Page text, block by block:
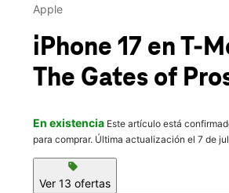
Jue.:
location_on
880 S Preston Rd Ste 40 Prosper, TX
Apple
iPhone 17 en T-
The Gates of
En existencia Este artículo está
para comprar. Última actualización el 7 de
sell
Ver 13 ofertas